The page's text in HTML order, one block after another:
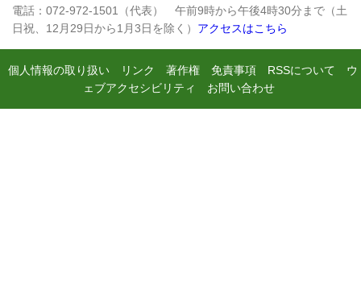
電話：072-972-1501（代表） 午前9時から午後4時30分まで（土
日祝、12月29日から1月3日を除く） アクセスはこちら
個人情報の取り扱い リンク 著作権 免責事項 RSSについて
ウ
ェブアクセシビリティ
お問い合わせ